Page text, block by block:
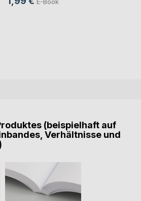
(beispielhaft auf
Verhältnisse und